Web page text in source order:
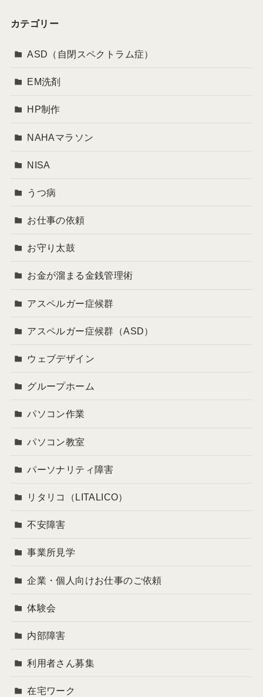
カテゴリー
ASD（自閉スペクトラム症）
EM洗剤
HP制作
NAHAマラソン
NISA
うつ病
お仕事の依頼
お守り太鼓
お金が溜まる金銭管理術
アスペルガー症候群
アスペルガー症候群（ASD）
ウェブデザイン
グループホーム
パソコン作業
パソコン教室
パーソナリティ障害
リタリコ（LITALICO）
不安障害
事業所見学
企業・個人向けお仕事のご依頼
体験会
内部障害
利用者さん募集
在宅ワーク